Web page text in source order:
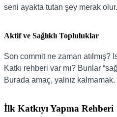
seni ayakta tutan şey merak olur.
Aktif ve Sağlıklı Topluluklar
Son commit ne zaman atılmış?
Katkı rehberi var mı? Bunlar
Burada amaç, yalnız kalmamak.
İlk Katkıyı Yapma Rehberi